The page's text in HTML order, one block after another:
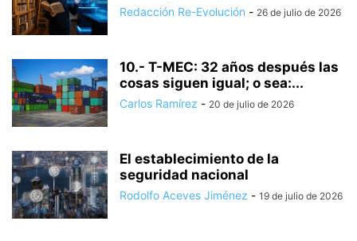
Redacción Re-Evolución - 26 de julio de 2026
10.- T-MEC: 32 años después las
cosas siguen igual; o sea:...
Carlos Ramírez - 20 de julio de 2026
El establecimiento de la
seguridad nacional
Rodolfo Aceves Jiménez - 19 de julio de 2026